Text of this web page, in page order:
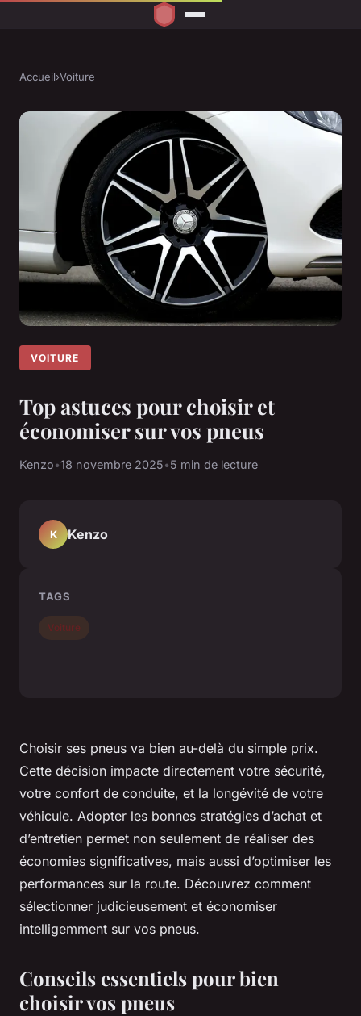
Accueil›Voiture
VOITURE
Top astuces pour choisir et
économiser sur vos pneus
Kenzo•18 novembre 2025•5 min de lecture
Choisir ses pneus va bien au-delà du simple prix.
Cette décision impacte directement votre sécurité,
votre confort de conduite, et la longévité de votre
véhicule. Adopter les bonnes stratégies d’achat et
d’entretien permet non seulement de réaliser des
économies significatives, mais aussi d’optimiser les
performances sur la route. Découvrez comment
sélectionner judicieusement et économiser
intelligemment sur vos pneus.
Conseils essentiels pour bien
choisir vos pneus
K Kenzo
TAGS
Voiture